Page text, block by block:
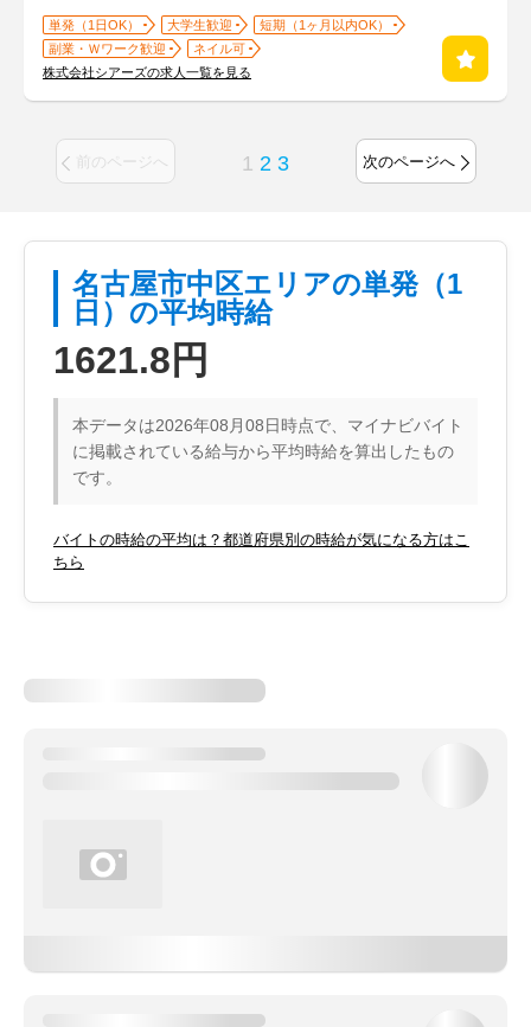
単発（1日OK） 大学生歓迎
短期（1ヶ月以内OK）
副業・Ｗワーク歓迎
ネイル可
株式会社シアーズの求人一覧を見る
前のページへ 1 2 3 次のページへ
名古屋市中区エリアの単発（1
日）の平均時給
1621.8円
本データは2026年08月08日時点で、マイナビバイト
に掲載されている給与から平均時給を算出したもの
です。
バイトの時給の平均は？都道府県別の時給が気になる方はこ
ちら